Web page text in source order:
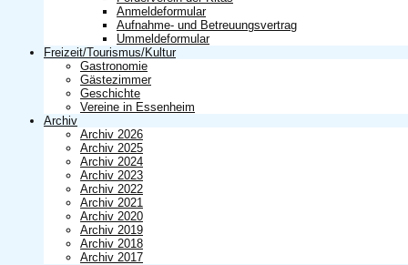
Anmeldeformular
Aufnahme- und Betreuungsvertrag
Ummeldeformular
Freizeit/Tourismus/Kultur
Gastronomie
Gästezimmer
Geschichte
Vereine in Essenheim
Archiv
Archiv 2026
Archiv 2025
Archiv 2024
Archiv 2023
Archiv 2022
Archiv 2021
Archiv 2020
Archiv 2019
Archiv 2018
Archiv 2017